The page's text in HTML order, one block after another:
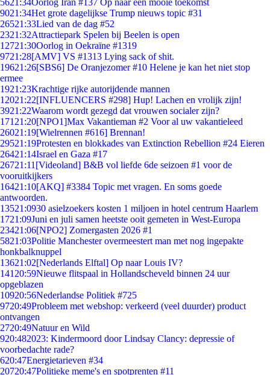
5621:34Oorlog Iran #137 Op naar een mooie toekomst
9021:34Het grote dagelijkse Trump nieuws topic #31
26521:33Lied van de dag #52
2321:32Attractiepark Spelen bij Beelen is open
12721:30Oorlog in Oekraïne #1319
9721:28[AMV] VS #1313 Lying sack of shit.
19621:26[SBS6] De Oranjezomer #10 Helene je kan het niet stop
ermee
1921:23Krachtige rijke autorijdende mannen
12021:22[INFLUENCERS #298] Hup! Lachen en vrolijk zijn!
3921:22Waarom wordt gezegd dat vrouwen socialer zijn?
171 21:20[NPO1]Max Vakantieman #2 Voor al uw vakantieleed
26021:19[Wielrennen #616] Brennan!
29521:19Protesten en blokkades van Extinction Rebellion #24 Eieren
26421:14Israel en Gaza #17
26721:11 [Videoland] B&B vol liefde 6de seizoen #1 voor de
vooruitkijkers
16421:10[AKQ] #3384 Topic met vragen. En soms goede
antwoorden.
13521:0930 asielzoekers kosten 1 miljoen in hotel centrum Haarlem
1721:09Juni en juli samen heetste ooit gemeten in West-Europa
23421:06[NPO2] Zomergasten 2026 #1
5821:03Politie Manchester overmeestert man met nog ingepakte
honkbalknuppel
13621:02[Nederlands Elftal] Op naar Louis IV?
141 20:59Nieuwe flitspaal in Hollandscheveld binnen 24 uur
opgeblazen
10920:56Nederlandse Politiek #725
9720:49Probleem met webshop: verkeerd (veel duurder) product
ontvangen
2720:49Natuur en Wild
920:482023: Kindermoord door Lindsay Clancy: depressie of
voorbedachte rade?
620:47Energietarieven #34
20720:47Politieke meme's en spotprenten #11